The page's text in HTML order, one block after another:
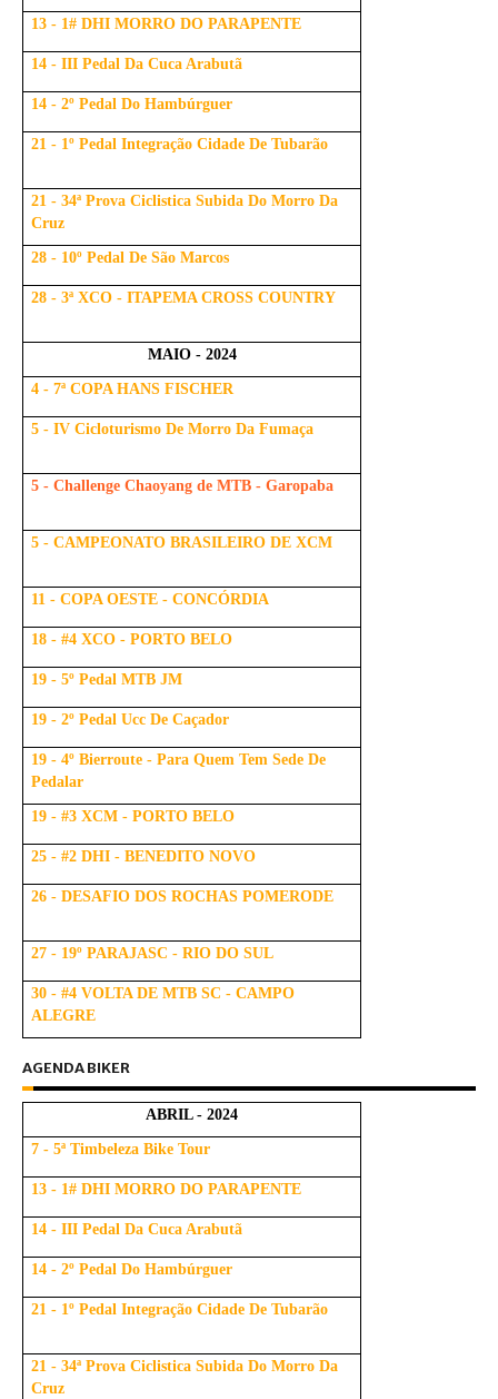
13 - 1# DHI MORRO DO PARAPENTE
14 - III Pedal Da Cuca Arabutã
14 - 2º Pedal Do Hambúrguer
21 - 1º Pedal Integração Cidade De Tubarão
21 - 34ª Prova Ciclistica Subida Do Morro Da
Cruz
28 - 10º Pedal De São Marcos
28 - 3ª XCO - ITAPEMA CROSS COUNTRY
MAIO - 2024
4 - 7ª COPA HANS FISCHER
5 - IV Cicloturismo De Morro Da Fumaça
5 - Challenge Chaoyang de MTB - Garopaba
5 - CAMPEONATO BRASILEIRO DE XCM
11 - COPA OESTE - CONCÓRDIA
18 - #4 XCO - PORTO BELO
19 - 5º Pedal MTB JM
19 - 2º Pedal Ucc De Caçador
19 - 4º Bierroute - Para Quem Tem Sede De
Pedalar
19 - #3 XCM - PORTO BELO
25 - #2 DHI - BENEDITO NOVO
26 - DESAFIO DOS ROCHAS POMERODE
27 - 19º PARAJASC - RIO DO SUL
30 - #4 VOLTA DE MTB SC - CAMPO
ALEGRE
AGENDA BIKER
ABRIL - 2024
7 - 5ª Timbeleza Bike Tour
13 - 1# DHI MORRO DO PARAPENTE
14 - III Pedal Da Cuca Arabutã
14 - 2º Pedal Do Hambúrguer
21 - 1º Pedal Integração Cidade De Tubarão
21 - 34ª Prova Ciclistica Subida Do Morro Da
Cruz